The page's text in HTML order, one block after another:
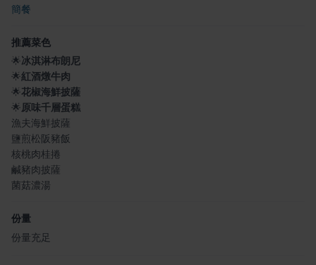
簡餐
推薦菜色
🌟冰淇淋布朗尼
🌟紅酒燉牛肉
🌟花椒海鮮披薩
🌟 原味千層蛋糕
漁夫海鮮披薩
鹽煎松阪豬飯
核桃肉桂捲
鹹豬肉披薩
菌菇濃湯
份量
份量充足